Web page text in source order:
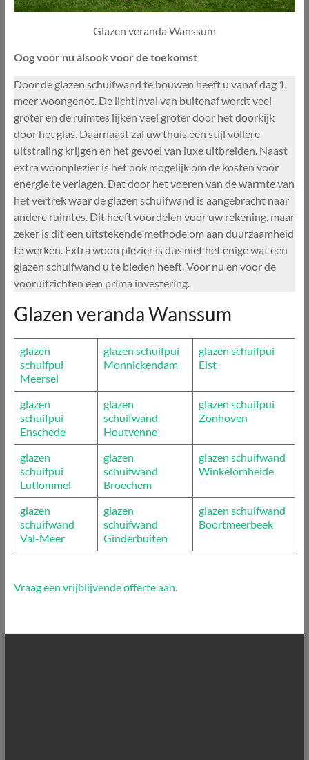
Glazen veranda Wanssum
Oog voor nu alsook voor de toekomst
Door de glazen schuifwand te bouwen heeft u vanaf dag 1
meer woongenot. De lichtinval van buitenaf wordt veel
groter en de ruimtes lijken veel groter door het doorkijk
door het glas. Daarnaast zal uw thuis een stijl vollere
uitstraling krijgen en het gevoel van luxe uitbreiden. Naast
extra woonplezier is het ook mogelijk om de kosten voor
energie te verlagen. Dat door het voeren van de warmte van
het vertrek waar de glazen schuifwand is aangebracht naar
andere ruimtes. Dit heeft voordelen voor uw rekening, maar
zeker is dit een uitstekende methode om aan duurzaamheid
te werken. Extra woon plezier is dus niet het enige wat een
glazen schuifwand u te bieden heeft. Voor nu en voor de
vooruitzichten een prima investering.
Glazen veranda Wanssum
glazen
schuifpui
Meersel
glazen schuifpui
Monnickendam
glazen schuifpui
Elst
glazen
schuifpui
Enschede
glazen
schuifwand
Houtvenne
glazen schuifpui
Zonhoven
glazen
schuifpui
Lutlommel
glazen
schuifwand
Broechem
glazen schuifwand
Winkelomheide
glazen
schuifwand
Val-Meer
glazen
schuifwand
Ginderbuiten
glazen schuifwand
Boortmeerbeek
Vraag een vrijblijvende offerte aan.